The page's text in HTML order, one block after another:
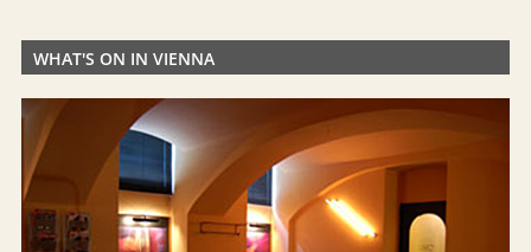
WHAT'S ON IN VIENNA